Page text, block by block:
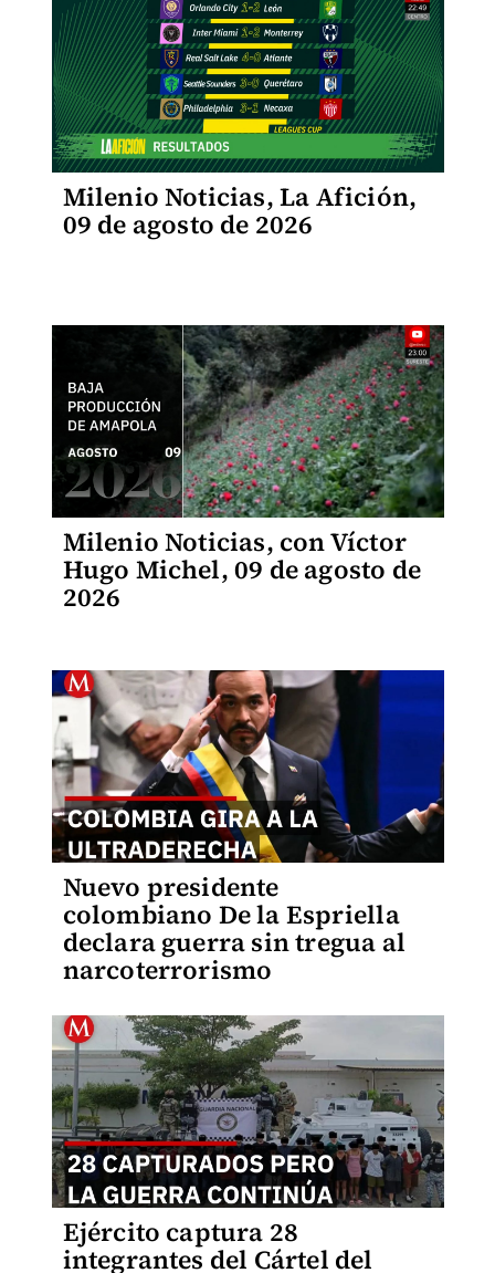
Milenio Noticias, La Afición,
09 de agosto de 2026
Milenio Noticias, con Víctor
Hugo Michel, 09 de agosto de
2026
Nuevo presidente
colombiano De la Espriella
declara guerra sin tregua al
narcoterrorismo
Ejército captura 28
integrantes del Cártel del